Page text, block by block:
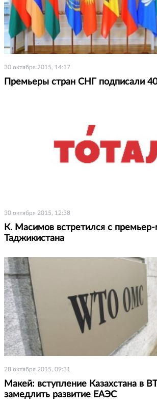
30 октября 2015, 14:17
Премьеры стран СНГ подписали
30 октября 2015, 12:38
К. Масимов встретился с
Таджикистана
28 октября 2015, 09:31
Макей: вступление Казахстана в
замедлить развитие ЕАЭС